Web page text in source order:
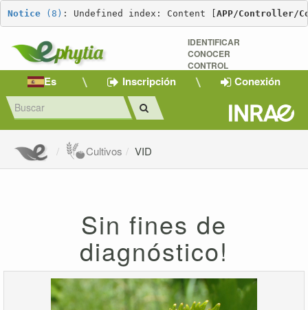
Notice (8) : Undefined index: Content [APP/Controller/
IDENTIFICAR
CONOCER
CONTROL
Es Inscripción Conexión
Cultivos VID
Sin fines de
diagnóstico!